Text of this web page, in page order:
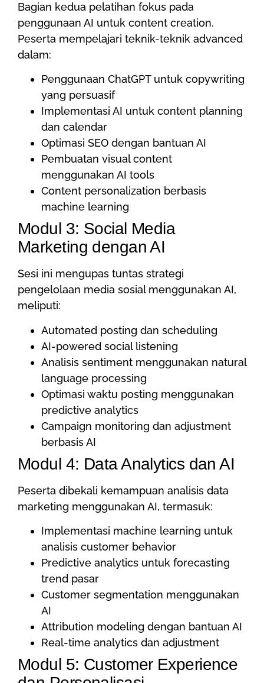
Bagian kedua pelatihan fokus pada
penggunaan AI untuk content creation.
Peserta mempelajari teknik-teknik advanced
dalam:
Penggunaan ChatGPT untuk copywriting
yang persuasif
Implementasi AI untuk content planning
dan calendar
Optimasi SEO dengan bantuan AI
Pembuatan visual content
menggunakan AI tools
Content personalization berbasis
machine learning
Modul 3: Social Media
Marketing dengan AI
Sesi ini mengupas tuntas strategi
pengelolaan media sosial menggunakan AI,
meliputi:
Automated posting dan scheduling
AI-powered social listening
Analisis sentiment menggunakan natural
language processing
Optimasi waktu posting menggunakan
predictive analytics
Campaign monitoring dan adjustment
berbasis AI
Modul 4: Data Analytics dan AI
Peserta dibekali kemampuan analisis data
marketing menggunakan AI, termasuk:
Implementasi machine learning untuk
analisis customer behavior
Predictive analytics untuk forecasting
trend pasar
Customer segmentation menggunakan
AI
Attribution modeling dengan bantuan AI
Real-time analytics dan adjustment
Modul 5: Customer Experience